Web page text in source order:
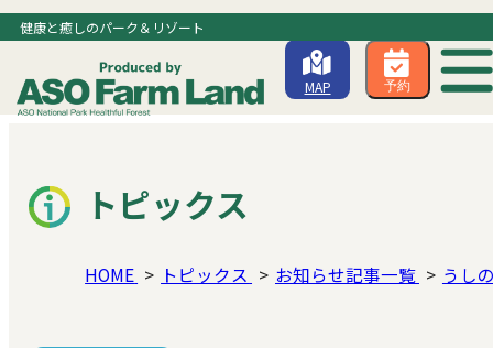
健康と癒しのパーク＆リゾート
MAP 予約
トピックス
HOME トピックス お知らせ記事一覧 うし